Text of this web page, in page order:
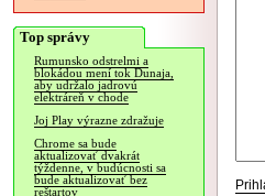
Top správy
Rumunsko odstrelmi a
blokádou mení tok Dunaja,
aby udržalo jadrovú
elektráreň v chode
Joj Play výrazne zdražuje
Chrome sa bude
aktualizovať dvakrát
týždenne, v budúcnosti sa
bude aktualizovať bez
reštartov